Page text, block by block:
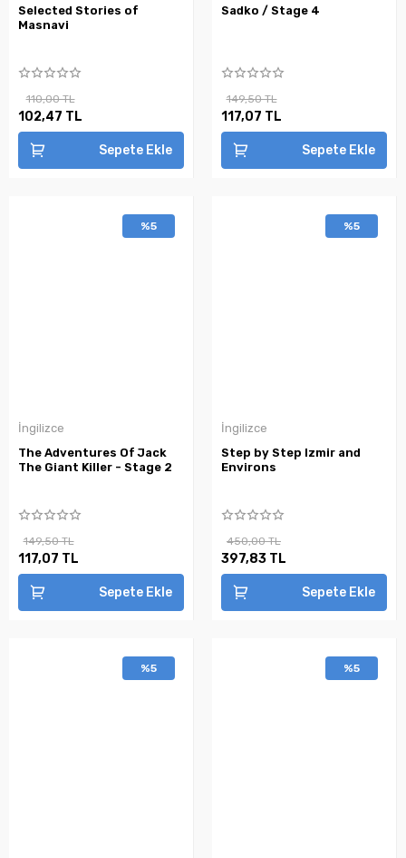
Selected Stories of
Masnavi
110,00 TL
102,47 TL
Sepete Ekle
Sadko / Stage 4
149,50 TL
117,07 TL
Sepete Ekle
%5
İngilizce
The Adventures Of Jack
The Giant Killer - Stage 2
149,50 TL
117,07 TL
Sepete Ekle
%5
İngilizce
Step by Step Izmir and
Environs
450,00 TL
397,83 TL
Sepete Ekle
%5 %5